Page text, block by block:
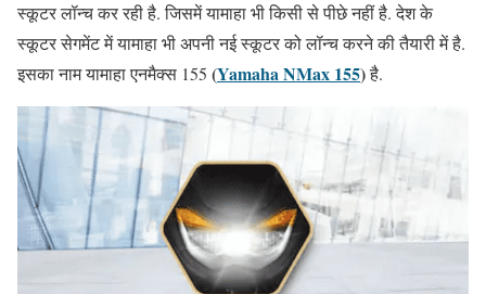
स्कूटर लॉन्च कर रही है. जिसमें यामाहा भी किसी से पीछे नहीं है. देश के
स्कूटर सेगमेंट में यामाहा भी अपनी नई स्कूटर को लॉन्च करने की तैयारी में है.
इसका नाम यामाहा एनमैक्स 155 (Yamaha NMax 155)है.